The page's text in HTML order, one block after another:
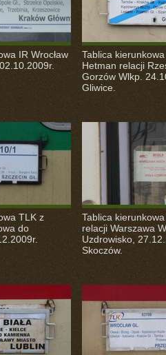
IR Wrocław
Tablica
Hetman relacji
Gorzów Wlkp.
Gliwice.
TLKz
do
Tablica
relacji Warszawa
Uzdrowisko,
Skoczów.